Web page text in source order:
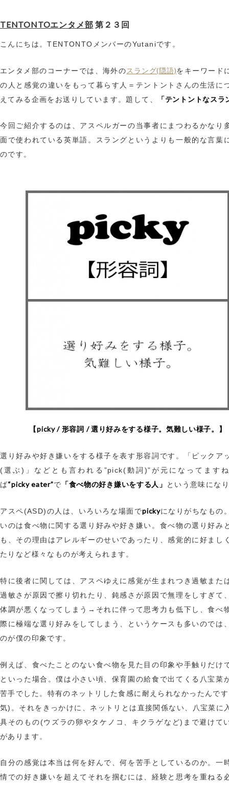
TENTONTOエンタメ部 第２３回
こんにちは。TENTONTOメンバーのYutaniです。
エンタメ部のコーナーでは、海外のスラング(隠語)をキーワード
の人と感覚の違いをもって暮らす人＝テントントさんの生活に
えてみる企画をお送りしています。題して、
「テントントなスラ
今回ご紹介するのは、アスペルガーの当事者にまつわるかなり
面で使われている英単語。スラングというよりも一般的な言葉
のです。
【picky / 形容詞 / 選り好みをする様子。気難しい様子。】
選り好みや好き嫌いをする様子を表す形容詞です。「ピックア
(選ぶ)」などとも言われる”pick(動詞)”が元になってます
ば“picky eater”で 「食べ物の好き嫌いをする人」 という意味にな
アスペ(ASD)の人は、いろいろな場面でpickyになりがちなもの
いのは食べ物に関する選り好みや好き嫌い。食べ物の選り好み
も、その理由はアレルギーのせいであったり、感覚的に好まし
たりなど様々なものが考えられます。
特に後者に関しては、アスペゆえに感覚が生まれつき過敏また
過敏さが原因で擦り切れたり、鈍感さが原因で無理をしすぎて
体調が悪くなってしまう→それに伴って思考力も低下し、食べ
際に極端な選り好みをしてしまう、というケースも多いのでは
のが僕の印象です。
例えば、食べたことのない食べ物を見た目の印象や手触りだけ
といった場合。僕は小さい頃、保育園の給食で出てくる八宝菜
苦手でした。特有のネットリした食感に耐えられなかったんで
気)。それをきっかけに、ネットリとは直接関係ない、八宝菜に
具そのもの(ウズラの卵やタケノコ、キクラゲなど)まで避けて
があります。
自分の感覚は本当は何を好んで、何を苦手としているのか。一
情での好き嫌いを超えてそれを掴むには、経験と思考を重ねる